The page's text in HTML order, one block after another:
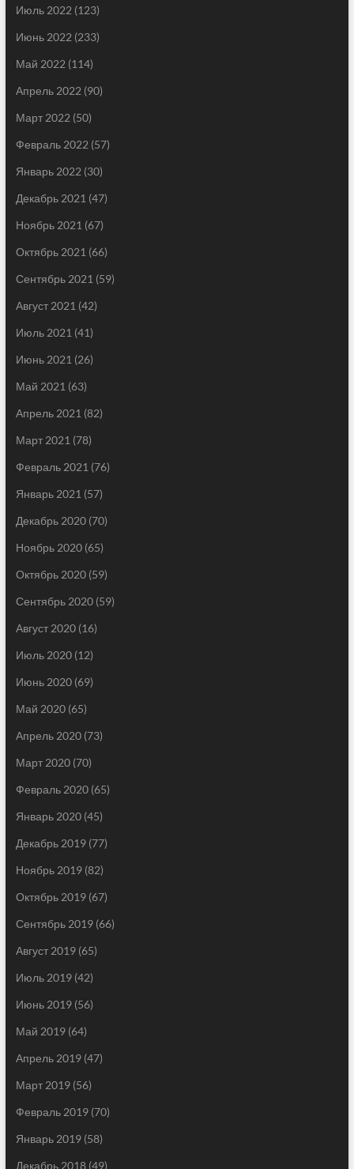
Июль 2022 (123)
Июнь 2022 (233)
Май 2022 (114)
Апрель 2022 (90)
Март 2022 (50)
Февраль 2022 (57)
Январь 2022 (30)
Декабрь 2021 (47)
Ноябрь 2021 (67)
Октябрь 2021 (66)
Сентябрь 2021 (59)
Август 2021 (42)
Июль 2021 (41)
Июнь 2021 (26)
Май 2021 (63)
Апрель 2021 (82)
Март 2021 (78)
Февраль 2021 (76)
Январь 2021 (57)
Декабрь 2020(70)
Ноябрь 2020(65)
Октябрь 2020(59)
Сентябрь 2020(59)
Август 2020(16)
Июль 2020(12)
Июнь 2020(69)
Май 2020(65)
Апрель 2020(73)
Март 2020(70)
Февраль 2020(65)
Январь 2020(45)
Декабрь 2019(77)
Ноябрь 2019(82)
Октябрь 2019(67)
Сентябрь 2019(66)
Август 2019(65)
Июль 2019(42)
Июнь 2019(56)
Май 2019(64)
Апрель 2019(47)
Март 2019(56)
Февраль 2019(70)
Январь 2019(58)
Декабрь 2018(49)